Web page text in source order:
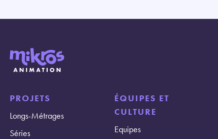
PROJETS
Longs-Métrages
Séries
ÉQUIPES ET
CULTURE
Equipes